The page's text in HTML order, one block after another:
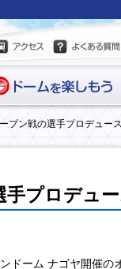
プン戦の選手プロデュー
プロデュ
ドーム ナゴヤ開催の